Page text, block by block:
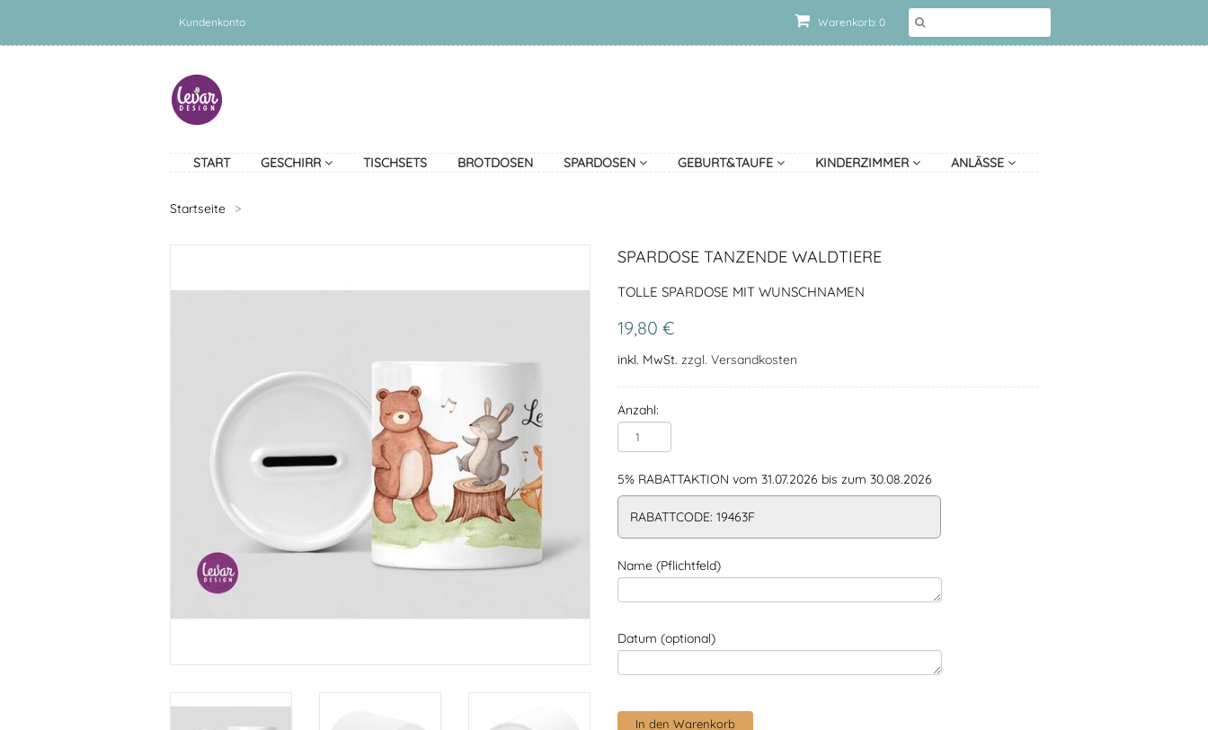
Warenkorb: 0
Kundenkonto
START GESCHIRR TISCHSETS BROTDOSEN SPARDOSEN GEBURT&TAUFE KINDERZIMMER ANLÄSSE
Startseite >
SPARDOSE TANZENDE WALDTIERE
TOLLE SPARDOSE MIT WUNSCHNAMEN
19,80 €
inkl. MwSt. zzgl. Versandkosten
Anzahl:
5% RABATTAKTION vom 31.07.2026 bis zum 30.08.2026
RABATTCODE: 19463F
Name (Pflichtfeld)
Datum (optional)